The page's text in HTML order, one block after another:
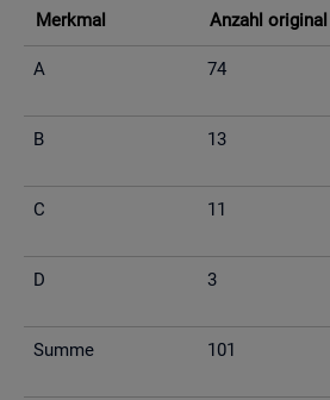
Merk­mal An­zahl ori­gi­nal
A 74
B 13
C 11
D 3
Summe 101